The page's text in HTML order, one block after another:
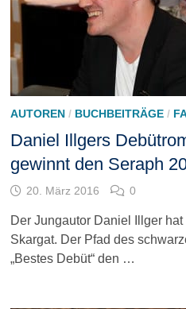
AUTOREN/ BUCHBEITRÄGE/
Daniel Illgers
gewinnt den Seraph
20. März 2016 0
Der Jungautor Daniel Illger
Skargat. Der Pfad des
„Bestes Debüt“ den …